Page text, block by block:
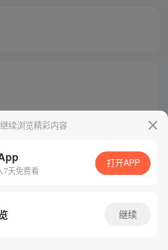
继续浏览精彩内容
7天免费看
打开APP
继续
起点读书 QQ阅读
可证号：粤B2-20090059-5